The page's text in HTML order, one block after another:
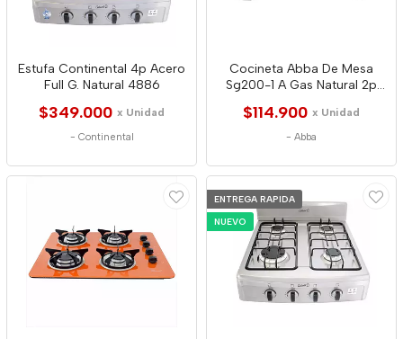
Estufa Continental 4p Acero
Full G. Natural 4886
$349.000 x Unidad
- Continental
Cocineta Abba De Mesa
Sg200-1 A Gas Natural 2p
$114.900 x Unidad
- Abba
ENTREGA RAPIDA
NUEVO